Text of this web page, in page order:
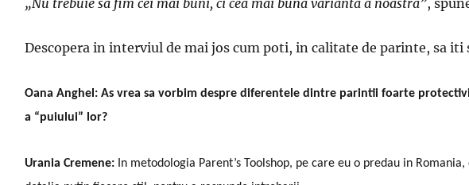
Descopera in interviul de mai jos cum poti, in calitate de parinte, sa iti
Oana Anghel: As vrea sa vorbim despre diferentele dintre parintii foarte
a “puiului” lor?
Urania Cremene:In metodologia Parent’s Toolshop, pe care eu o predau in